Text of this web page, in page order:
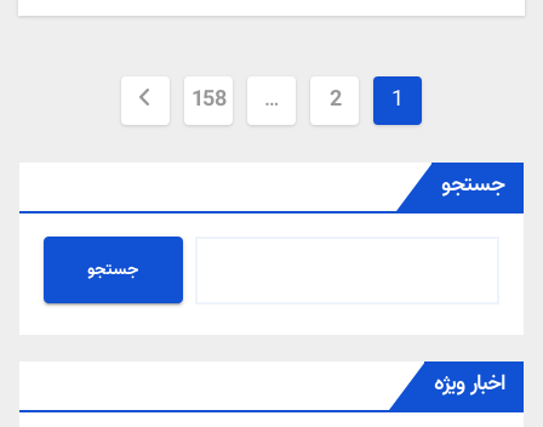
صفحه‌بندی
نوشته‌ها
1
2
…
158
جستجو
جستجو
اخبار ویژه